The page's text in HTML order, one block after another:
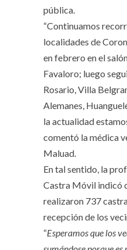
pública.
“Continuamos
localidades de
en febrero en el
Favaloro; luego
Rosario, Villa
Alemanes,
la actualidad
comentó la médica
Maluad.
En tal sentido, la
Castra Móvil indicó
realizaron 737
recepción de los
“Esperamos que los